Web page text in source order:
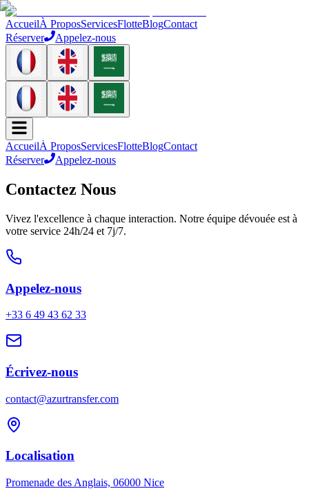
AccueilÀ ProposServicesFlotteBlogContact
Réserver
Appelez-nous
AccueilÀ ProposServicesFlotteBlogContact
Réserver
Appelez-nous
Contactez Nous
Vivez l'excellence à chaque interaction. Notre équipe dévouée est à
votre service 24h/24 et 7j/7.
Appelez-nous
+33 6 49 43 62 33
Écrivez-nous
contact@azurtransfer.com
Localisation
Promenade des Anglais, 06000 Nice